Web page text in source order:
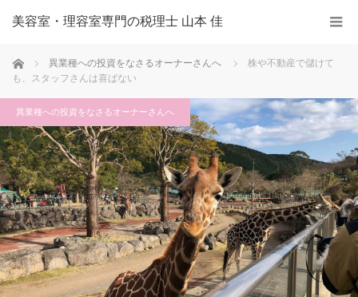
美容室・理容室専門の税理士 山本 佳
ホーム 異業種への投資をなさるオーナーさんへ
株や不動産で儲けて
も、スタッフさんは喜ばない
異業種への投資をなさるオーナーさんへ